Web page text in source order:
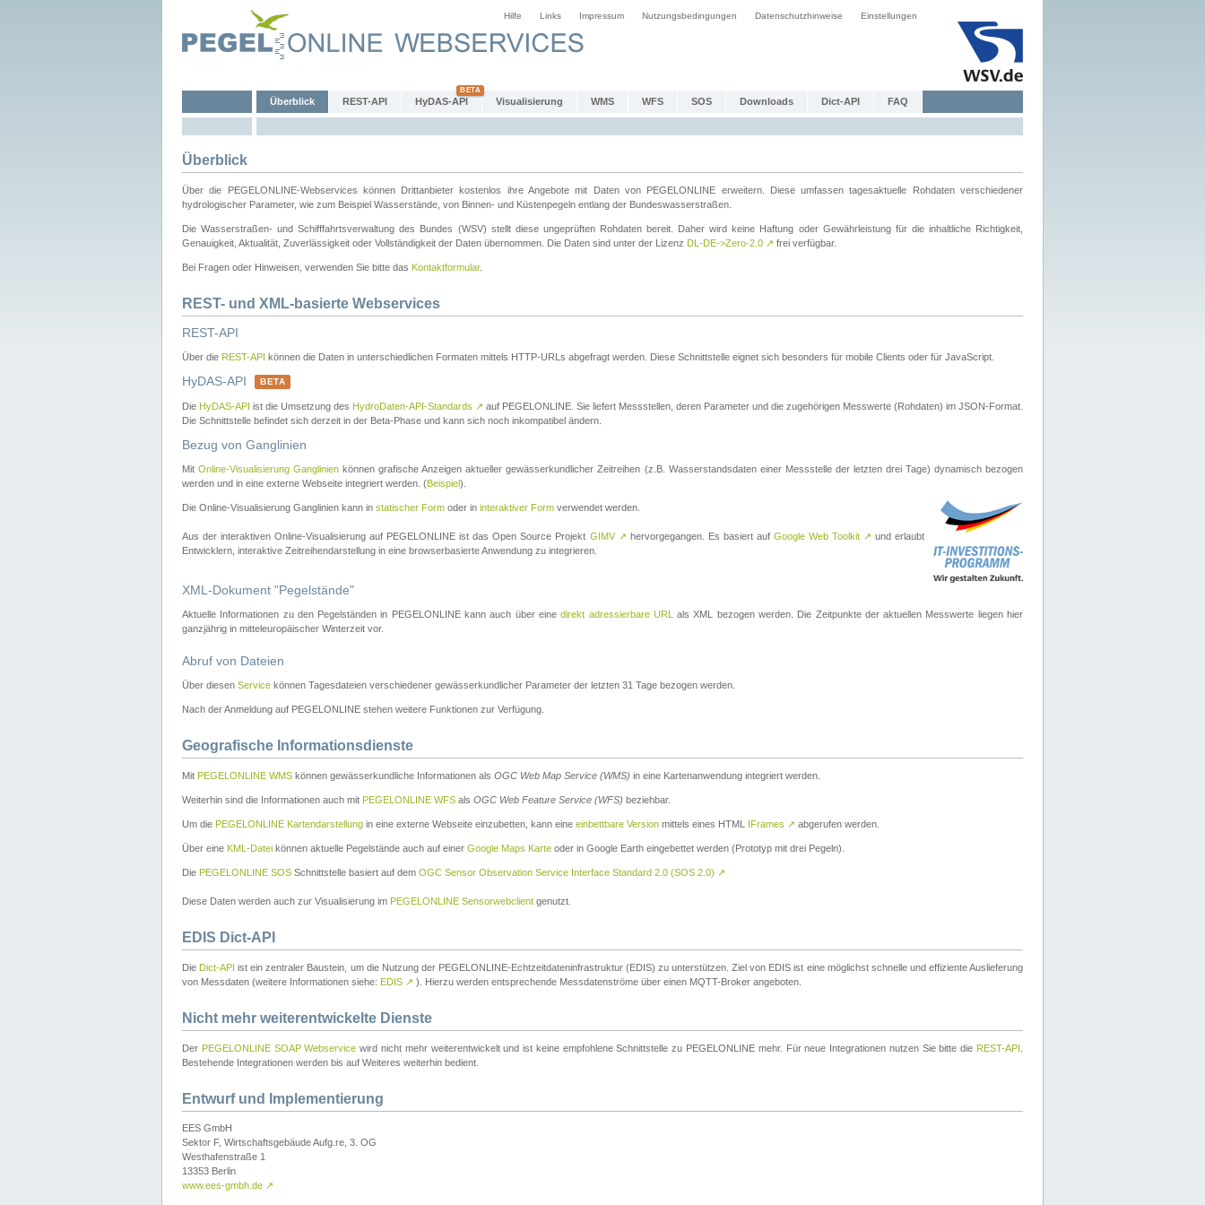
Hilfe Links Impressum Nutzungsbedingungen Datenschutzhinweise Einstellungen
Überblick REST-API HyDAS-API Visualisierung WMS WFS SOS Downloads Dict-API FAQ
Überblick
Über die PEGELONLINE-Webservices können Drittanbieter kostenlos ihre Angebote mit Daten von PEGELONLINE erweitern. Diese umfassen tagesaktuelle Rohdaten verschiedener
hydrologischer Parameter, wie zum Beispiel Wasserstände, von Binnen- und Küstenpegeln entlang der Bundeswasserstraßen.
Die Wasserstraßen- und Schifffahrtsverwaltung des Bundes (WSV) stellt diese ungeprüften Rohdaten bereit. Daher wird keine Haftung oder Gewährleistung für die inhaltliche Richtigkeit,
Genauigkeit, Aktualität, Zuverlässigkeit oder Vollständigkeit der Daten übernommen. Die Daten sind unter der Lizenz DL-DE->Zero-2.0 ↗ frei verfügbar.
Bei Fragen oder Hinweisen, verwenden Sie bitte das Kontaktformular.
REST- und XML-basierte Webservices
REST-API
Über die REST-API können die Daten in unterschiedlichen Formaten mittels HTTP-URLs abgefragt werden. Diese Schnittstelle eignet sich besonders für mobile Clients oder für JavaScript.
HyDAS-API BETA
Die HyDAS-API ist die Umsetzung des HydroDaten-API-Standards ↗ auf PEGELONLINE. Sie liefert Messstellen, deren Parameter und die zugehörigen Messwerte (Rohdaten) im JSON-Format.
Die Schnittstelle befindet sich derzeit in der Beta-Phase und kann sich noch inkompatibel ändern.
Bezug von Ganglinien
MitOnline-Visualisierung Ganglinien können grafische Anzeigen aktueller gewässerkundlicher Zeitreihen (z.B. Wasserstandsdaten einer Messstelle der letzten drei Tage) dynamisch bezogen
werden und in eine externe Webseite integriert werden. (Beispiel).
Die Online-Visualisierung Ganglinien kann in statischer Form oder in interaktiver Form verwendet werden.
Aus der interaktiven Online-Visualisierung auf PEGELONLINE ist das Open Source Projekt GIMV ↗ hervorgegangen. Es basiert auf Google Web Toolkit ↗ und erlaubt
Entwicklern, interaktive Zeitreihendarstellung in eine browserbasierte Anwendung zu integrieren.
XML-Dokument "Pegelstände"
Aktuelle Informationen zu den Pegelständen in PEGELONLINE kann auch über einedirekt adressierbare URL
als XML bezogen werden. Die Zeitpunkte der aktuellen Messwerte liegen hier
ganzjährig in mitteleuropäischer Winterzeit vor.
Abruf von Dateien
Über diesen Service können Tagesdateien verschiedener gewässerkundlicher Parameter der letzten 31 Tage bezogen werden.
Nach der Anmeldung auf PEGELONLINE stehen weitere Funktionen zur Verfügung.
Geografische Informationsdienste
Mit PEGELONLINE WMS können gewässerkundliche Informationen als OGC Web Map Service (WMS) in eine Kartenanwendung integriert werden.
Weiterhin sind die Informationen auch mit PEGELONLINE WFS als OGC Web Feature Service (WFS) beziehbar.
Um die PEGELONLINE Kartendarstellung in eine externe Webseite einzubetten, kann eine einbettbare Version mittels eines HTML IFrames ↗ abgerufen werden.
Über eine KML-Datei können aktuelle Pegelstände auch auf einer Google Maps Karte oder in Google Earth eingebettet werden (Prototyp mit drei Pegeln).
Die PEGELONLINE SOS Schnittstelle basiert auf dem OGC Sensor Observation Service Interface Standard 2.0 (SOS 2.0) ↗
Diese Daten werden auch zur Visualisierung im PEGELONLINE Sensorwebclient genutzt.
EDIS Dict-API
Die Dict-API ist ein zentraler Baustein, um die Nutzung der PEGELONLINE-Echtzeitdateninfrastruktur (EDIS) zu unterstützen. Ziel von EDIS ist eine möglichst schnelle und effiziente Auslieferung
von Messdaten (weitere Informationen siehe: EDIS ↗ ). Hierzu werden entsprechende Messdatenströme über einen MQTT-Broker angeboten.
Nicht mehr weiterentwickelte Dienste
Der PEGELONLINE SOAP Webservice wird nicht mehr weiterentwickelt und ist keine empfohlene Schnittstelle zu PEGELONLINE mehr. Für neue Integrationen nutzen Sie bitte die REST-API
Bestehende Integrationen werden bis auf Weiteres weiterhin bedient.
Entwurf und Implementierung
EES GmbH
Sektor F, Wirtschaftsgebäude Aufg.re, 3. OG
Westhafenstraße 1
13353 Berlin
www.ees-gmbh.de ↗